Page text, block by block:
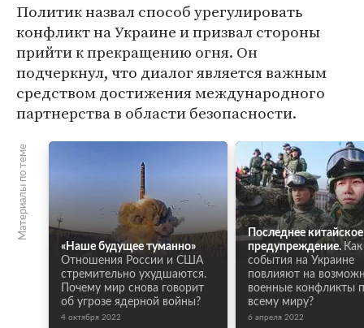
Политик назвал способ урегулировать
конфликт на Украине и призвал стороны
прийти к прекращению огня. Он
подчеркнул, что диалог является важным
средством достижения международного
партнерства в области безопасности.
Материалы по теме
«Наше будущее туманно»
Отношения России и США
стремительно ухудшаются.
Почему мир снова говорит
об угрозе ядерной войны?
4 октября 2022
Последнее китайское
предупреждение. Как
события на Украине
повлияют на
военные конфликты
всему миру?
6 апреля 2022